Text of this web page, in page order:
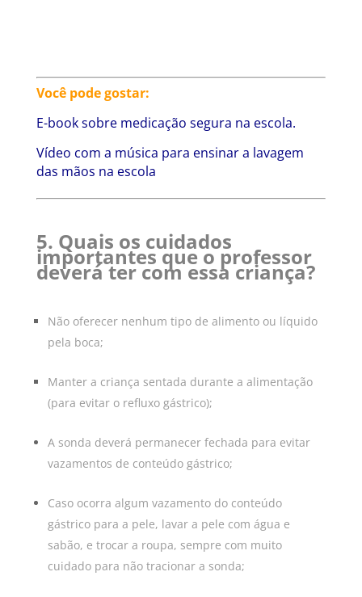
Você pode gostar:
E-book sobre medicação segura na escola.
Vídeo com a música para ensinar a lavagem
das mãos na escola
5. Quais os cuidados
importantes que o professor
deverá ter com essa criança?
Não oferecer nenhum tipo de alimento ou líquido
pela boca;
Manter a criança sentada durante a alimentação
(para evitar o refluxo gástrico);
A sonda deverá permanecer fechada para evitar
vazamentos de conteúdo gástrico;
Caso ocorra algum vazamento do conteúdo
gástrico para a pele, lavar a pele com água e
sabão, e trocar a roupa, sempre com muito
cuidado para não tracionar a sonda;